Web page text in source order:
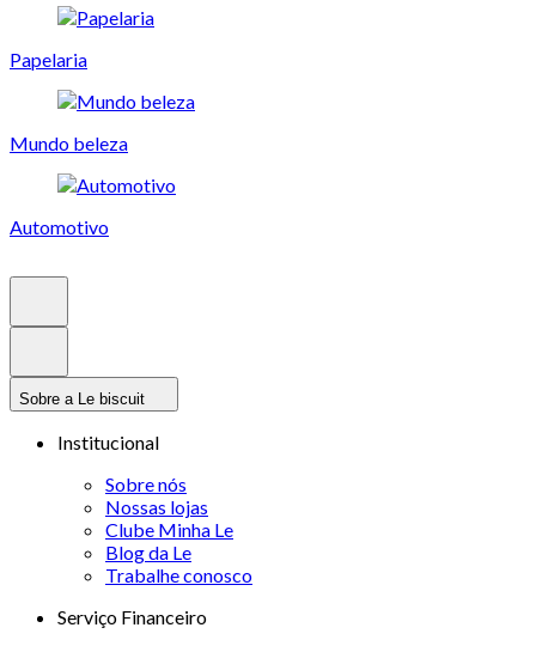
Papelaria
Mundo beleza
Automotivo
Sobre a Le biscuit
Institucional
Sobre nós
Nossas lojas
Clube Minha Le
Blog da Le
Trabalhe conosco
Serviço Financeiro